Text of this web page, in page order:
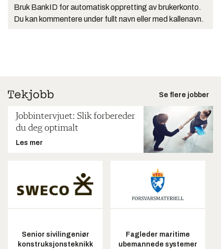
Bruk BankID for automatisk oppretting av brukerkonto.
Du kan kommentere under fullt navn eller med kallenavn.
Se flere jobber
Jobbintervjuet: Slik forbereder
du deg optimalt
Les mer
Senior sivilingeniør
konstruksjonsteknikk
Fagleder maritime
ubemannede systemer